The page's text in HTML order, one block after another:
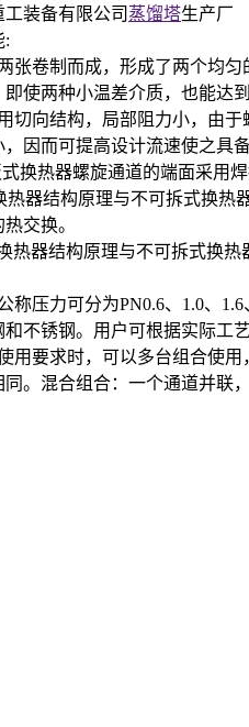
装备有限公司 蒸馏塔生产厂
:
卷制而成，形成了两个均匀
使两种小温差介质，也能达
向结构，局部阻力小，由于
因而可提高设计流速使之具
热器螺旋通道的端面采用焊
结构原理与不可拆式换热
交换。
器结构原理与不可拆式换热
压力可分为PN0.6、1.0、1.6
不锈钢。用户可根据实际工艺
要求时，可以多台组合使用
。混合组合：一个通道并联